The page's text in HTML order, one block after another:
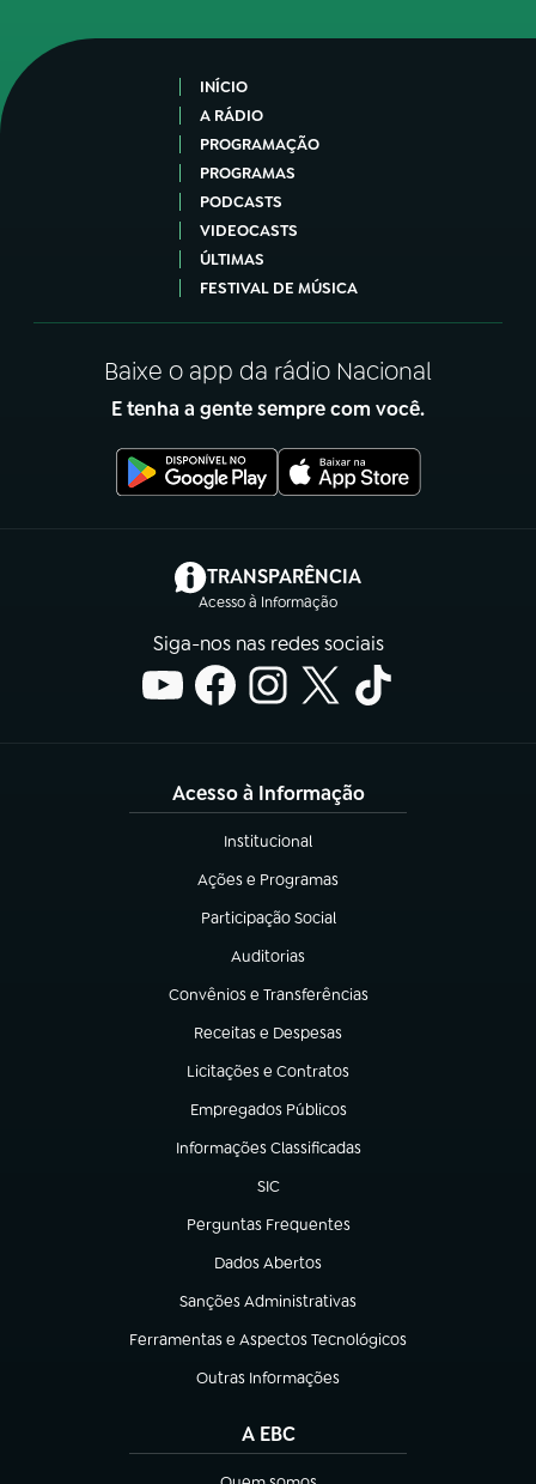
TikTok
INÍCIO
A RÁDIO
PROGRAMAÇÃO
PROGRAMAS
PODCASTS
VIDEOCASTS
ÚLTIMAS
FESTIVAL DE MÚSICA
Baixe o app da rádio Nacional
E tenha a gente sempre com você.
TRANSPARÊNCIA
Acesso à Informação
(abre em nova aba)
Siga-nos nas redes sociais
Acesso à Informação
Institucional
(abre em nova aba)
Ações e Programas
(abre em nova aba)
Participação Social
(abre em nova aba)
Auditorias
(abre em nova aba)
Convênios e Transferências
(abre em nova aba)
Receitas e Despesas
(abre em nova aba)
Licitações e Contratos
(abre em nova aba)
Empregados Públicos
(abre em nova aba)
Informações Classificadas
(abre em nova aba)
SIC
(abre em nova aba)
Perguntas Frequentes
(abre em nova aba)
Dados Abertos
(abre em nova aba)
Sanções Administrativas
(abre em nova aba)
Ferramentas e Aspectos Tecnológicos
(abre em nova aba)
Outras Informações
(abre em nova aba)
A EBC